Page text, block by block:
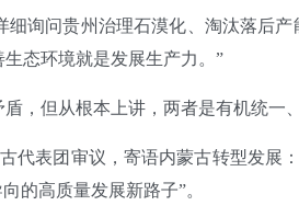
询问贵州治理石漠化、淘汰落后
态环境就是发展生产力。”
，但从根本上讲，两者是有机统一
代表团审议，寄语内蒙古转型发展
的高质量发展新路子”。